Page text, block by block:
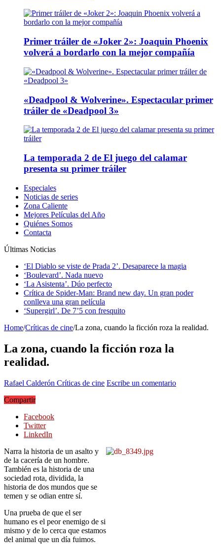
Primer tráiler de «Joker 2»: Joaquin Phoenix
volverá a bordarlo con la mejor compañía
«Deadpool & Wolverine». Espectacular primer
tráiler de «Deadpool 3»
La temporada 2 de El juego del calamar
presenta su primer tráiler
Especiales
Noticias de series
Zona Caliente
Mejores Películas del Año
Quiénes Somos
Contacta
Últimas Noticias
‘El Diablo se viste de Prada 2’. Desaparece la magia
‘Boulevard’. Nada nuevo
‘La Asistenta’. Dúo perfecto
Crítica de Spider-Man: Brand new day. Un gran poder
conlleva una gran película
‘Supergirl’. De 7’5 con fresquito
Home/Críticas de cine/La zona, cuando la ficción roza la realidad.
La zona, cuando la ficción roza la
realidad.
Rafael Calderón Críticas de cine Escribe un comentario
Compartir
Facebook
Twitter
LinkedIn
Narra la historia de un asalto y
de la cacería de un hombre.
También es la historia de una
sociedad rota, dividida, la
historia de dos mundos que se
temen y se odian entre sí.
Una prueba de que el ser
humano es el peor enemigo de si
mismo y de lo cerca que estamos
del animal que un día fuimos.